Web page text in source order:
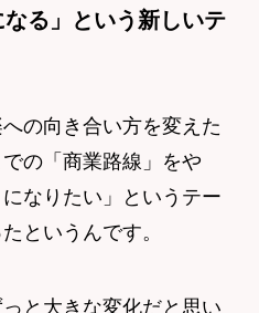
なる」という新しいテ
の向き合い方を変えた
の「商業路線」をや
なりたい」というテー
というんです。
と大きな変化だと思い